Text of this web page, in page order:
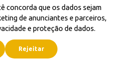
concorda que os dados sejam
de anunciantes e parceiros,
e proteção de dados.
Rejeitar